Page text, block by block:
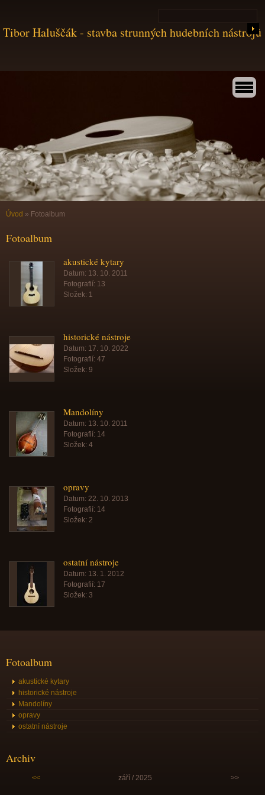
Tibor Haluščák - stavba strunných hudebních nástrojů
Úvod » Fotoalbum
Fotoalbum
akustické kytary
Datum: 13. 10. 2011
Fotografií: 13
Složek: 1
historické nástroje
Datum: 17. 10. 2022
Fotografií: 47
Složek: 9
Mandolíny
Datum: 13. 10. 2011
Fotografií: 14
Složek: 4
opravy
Datum: 22. 10. 2013
Fotografií: 14
Složek: 2
ostatní nástroje
Datum: 13. 1. 2012
Fotografií: 17
Složek: 3
Fotoalbum
akustické kytary
historické nástroje
Mandolíny
opravy
ostatní nástroje
Archiv
<< září / 2025 >>